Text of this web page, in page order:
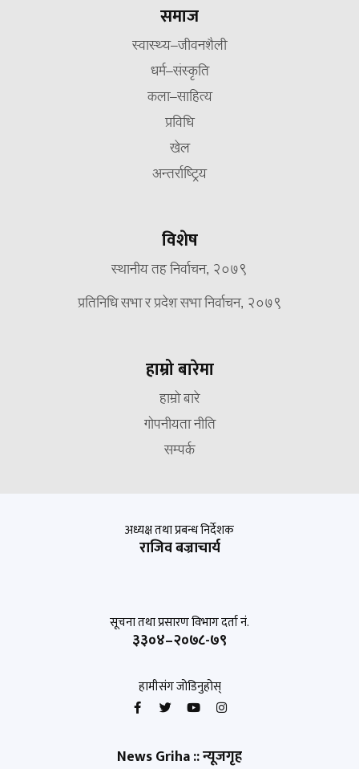
समाज
स्वास्थ्य–जीवनशैली
धर्म–संस्कृति
कला–साहित्य
प्रविधि
खेल
अन्तर्राष्ट्रिय
विशेष
स्थानीय तह निर्वाचन, २०७९
प्रतिनिधि सभा र प्रदेश सभा निर्वाचन, २०७९
हाम्रो बारेमा
हाम्रो बारे
गोपनीयता नीति
सम्पर्क
News Griha :: न्यूजगृह
अध्यक्ष तथा प्रबन्ध निर्देशक
राजिव बज्राचार्य
सूचना तथा प्रसारण विभाग दर्ता नं.
३३०४–२०७८-७९
हामीसंग जोडिनुहोस्